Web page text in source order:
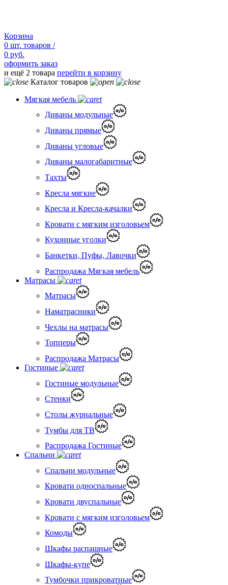
Корзина
0 шт. товаров /
0 руб.
оформить заказ
и ещё 2 товара перейти в корзину
Каталог товаров
Мягкая мебель
Диваны модульные
Диваны прямые
Диваны угловые
Диваны малогабаритные
Тахты
Кресла мягкие
Кресла и Кресла-качалки
Кровати с мягким изголовьем
Кухонные уголки
Банкетки, Пуфы, Лавочки
Распродажа Мягкая мебель
Матрасы
Матрасы
Наматрасники
Чехлы на матрасы
Топперы
Распродажа Матрасы
Гостиные
Гостиные модульные
Стенки
Столы журнальные
Тумбы для ТВ
Распродажа Гостиные
Спальни
Спальни модульные
Кровати односпальные
Кровати двуспальные
Кровати с мягким изголовьем
Комоды
Шкафы распашные
Шкафы-купе
Тумбочки прикроватные